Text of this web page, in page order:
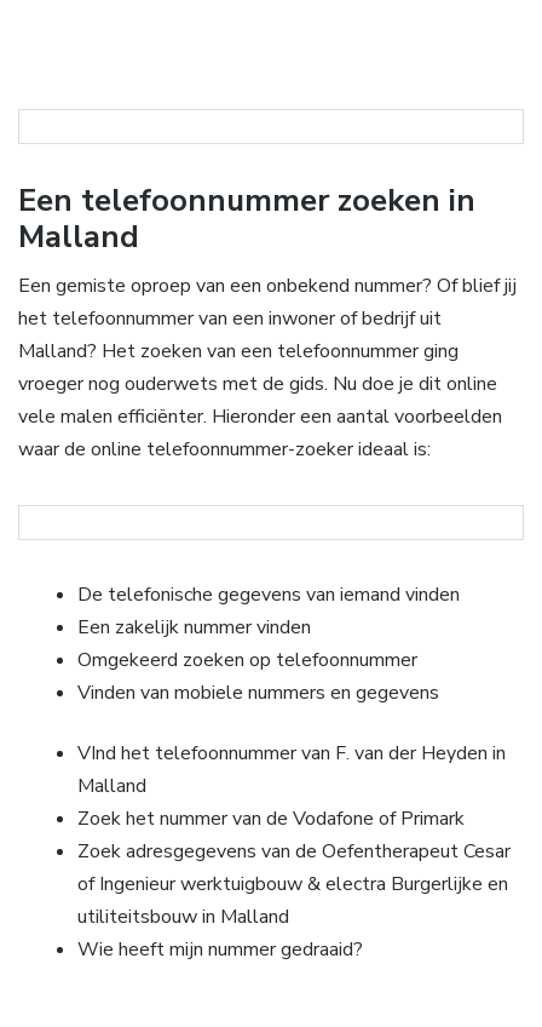
Een telefoonnummer zoeken in
Malland
Een gemiste oproep van een onbekend nummer? Of blief jij
het telefoonnummer van een inwoner of bedrijf uit
Malland? Het zoeken van een telefoonnummer ging
vroeger nog ouderwets met de gids. Nu doe je dit online
vele malen efficiënter. Hieronder een aantal voorbeelden
waar de online telefoonnummer-zoeker ideaal is:
De telefonische gegevens van iemand vinden
Een zakelijk nummer vinden
Omgekeerd zoeken op telefoonnummer
Vinden van mobiele nummers en gegevens
VInd het telefoonnummer van F. van der Heyden in
Malland
Zoek het nummer van de Vodafone of Primark
Zoek adresgegevens van de Oefentherapeut Cesar
of Ingenieur werktuigbouw & electra Burgerlijke en
utiliteitsbouw in Malland
Wie heeft mijn nummer gedraaid?